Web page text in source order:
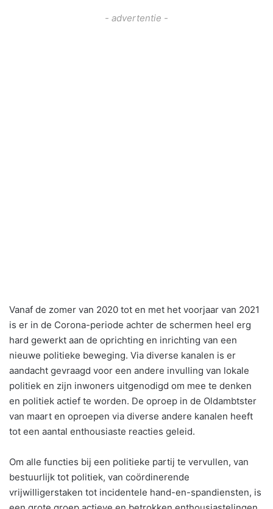
- advertentie -
Vanaf de zomer van 2020 tot en met het voorjaar van 2021
is er in de Corona-periode achter de schermen heel erg
hard gewerkt aan de oprichting en inrichting van een
nieuwe politieke beweging. Via diverse kanalen is er
aandacht gevraagd voor een andere invulling van lokale
politiek en zijn inwoners uitgenodigd om mee te denken
en politiek actief te worden. De oproep in de Oldambtster
van maart en oproepen via diverse andere kanalen heeft
tot een aantal enthousiaste reacties geleid.
Om alle functies bij een politieke partij te vervullen, van
bestuurlijk tot politiek, van coördinerende
vrijwilligerstaken tot incidentele hand-en-spandiensten, is